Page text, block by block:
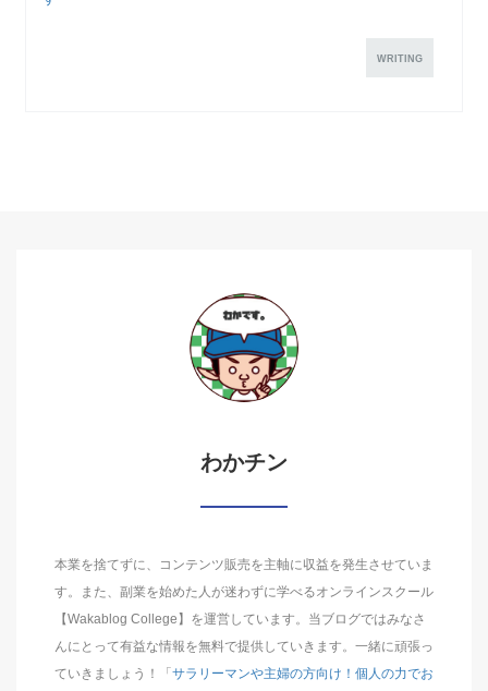
WRITING
わかチン
本業を捨てずに、コンテンツ販売を主軸に収益を発生させていま
す。また、副業を始めた人が迷わずに学べるオンラインスクール
【Wakablog College】を運営しています。当ブログではみなさ
んにとって有益な情報を無料で提供していきます。一緒に頑張っ
ていきましょう！「 サラリーマンや主婦の方向け！個人の力でお